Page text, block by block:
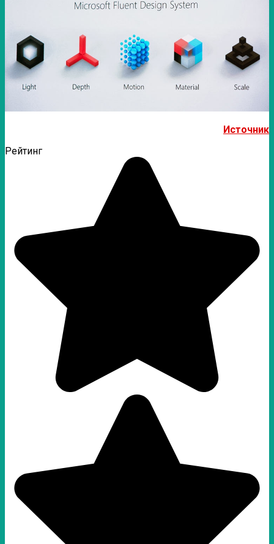
Источник
Рейтинг